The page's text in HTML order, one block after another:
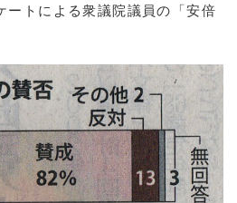
トによる衆議院議員の「安倍